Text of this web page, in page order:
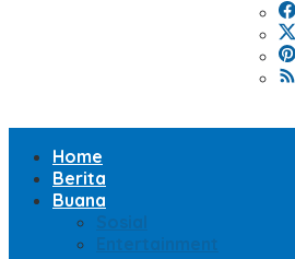
Home
Berita
Buana
Sosial
Entertainment